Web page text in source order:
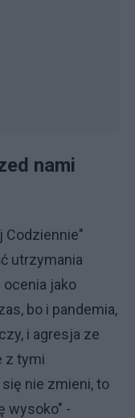
nami
Codziennie"
utrzymania
ocenia jako
bo i pandemia,
i agresja ze
z tymi
nie zmieni, to
wysoko" -